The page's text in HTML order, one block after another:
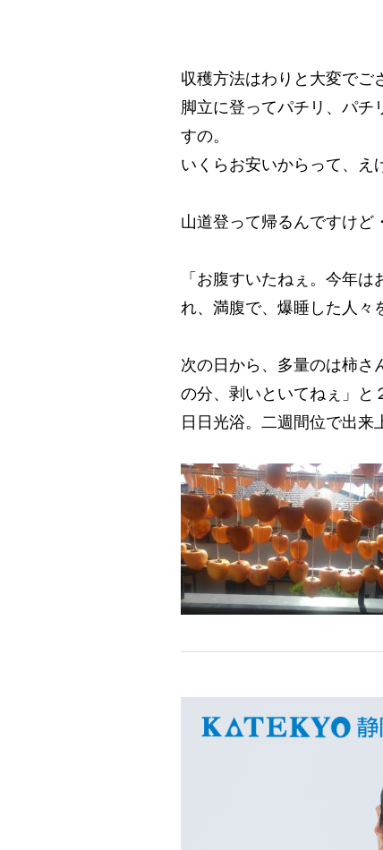
収穫方法はわりと大変で
脚立に登ってパチリ、パチ
すの。
いくらお安いからって、
山道登って帰るんですけど
「お腹すいたねぇ。今年
れ、満腹で、爆睡した人々
次の日から、多量のは柿
の分、剥いといてねぇ」と
日日光浴。二週間位で出来